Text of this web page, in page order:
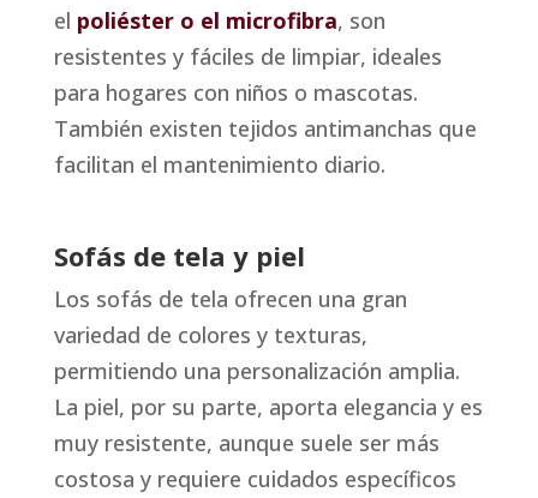
el poliéster o el microfibra, son
resistentes y fáciles de limpiar, ideales
para hogares con niños o mascotas.
También existen tejidos antimanchas que
facilitan el mantenimiento diario.
Sofás de tela y piel
Los sofás de tela ofrecen una gran
variedad de colores y texturas,
permitiendo una personalización amplia.
La piel, por su parte, aporta elegancia y es
muy resistente, aunque suele ser más
costosa y requiere cuidados específicos